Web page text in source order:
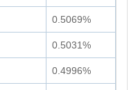
0.5069%
0.5031%
0.4996%